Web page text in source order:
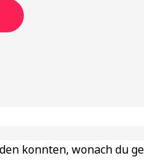
konnten, wonach du